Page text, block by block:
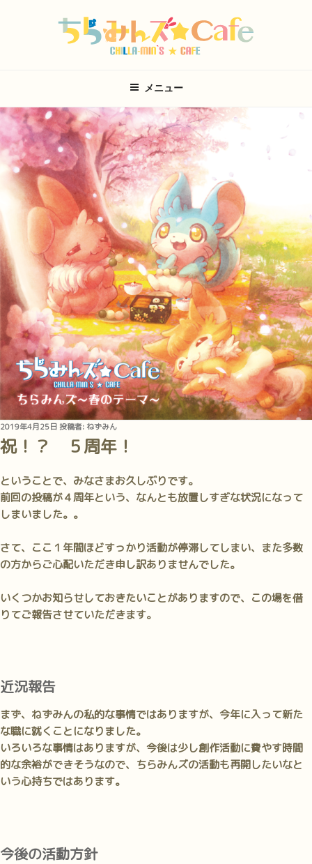
ス
キ
ッ
プ
メニュー
投
稿
日:
2019年4月25日投稿者: ねずみん
祝！？ ５周年！
ということで、みなさまお久しぶりです。
前回の投稿が４周年という、なんとも放置しすぎな状況になって
しまいました。。
さて、ここ１年間ほどすっかり活動が停滞してしまい、また多数
の方からご心配いただき申し訳ありませんでした。
いくつかお知らせしておきたいことがありますので、この場を借
りてご報告させていただきます。
近況報告
まず、ねずみんの私的な事情ではありますが、今年に入って新た
な職に就くことになりました。
いろいろな事情はありますが、今後は少し創作活動に費やす時間
的な余裕ができそうなので、ちらみんズの活動も再開したいなと
いう心持ちではあります。
今後の活動方針